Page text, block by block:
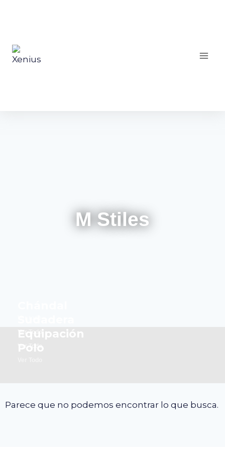
M Stiles
Ver Todo
Equipación
Ver Todo
Polo
Parece que no podemos encontrar lo que busca.